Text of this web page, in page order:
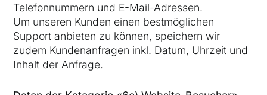
Telefonnummern und E-Mail-Adressen.
Um unseren Kunden einen bestmöglichen
Support anbieten zu können, speichern wir
zudem Kundenanfragen inkl. Datum, Uhrzeit und
Inhalt der Anfrage.